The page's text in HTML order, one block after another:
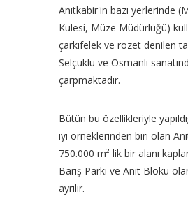
Anıtkabir'in bazı yerlerinde
Kulesi, Müze Müdürlüğü)
çarkıfelek ve rozet denilen
Selçuklu ve Osmanlı
çarpmaktadır.
Bütün bu özellikleriyle
iyi örneklerinden biri olan
750.000 m² lik bir alanı
Barış Parkı ve Anıt Bloku
ayrılır.